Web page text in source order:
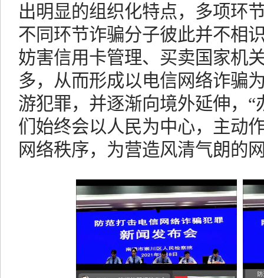
出明显的组织化特点，多项环
不同环节诈骗分子彼此并不相
妨害信用卡管理、买卖国家机
多，从而形成以电信网络诈骗
游犯罪，并逐渐向境外延伸，
们始终会以人民为中心，主动
网络秩序，为营造风清气朗的